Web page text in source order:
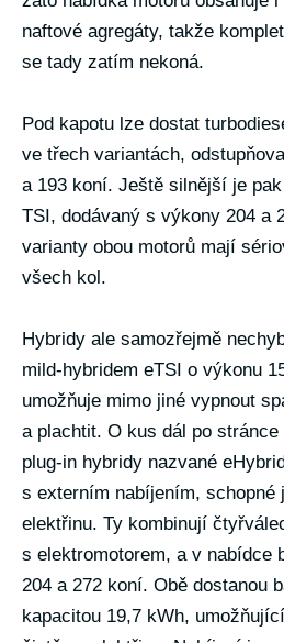
naftové agregáty, takže
se tady zatím nekoná.
Pod kapotu lze dostat
ve třech variantách,
a 193 koní. Ještě silnější je
TSI, dodávaný s výkony 204 a
varianty obou motorů mají
všech kol.
Hybridy ale samozřejmě
mild-hybridem eTSI o výkonu
umožňuje mimo jiné vypnout
a plachtit. O kus dál po
plug-in hybridy nazvané
s externím nabíjením, schopné
elektřinu. Ty kombinují
s elektromotorem, a v nabídce
204 a 272 koní. Obě dostanou
kapacitou 19,7 kWh,